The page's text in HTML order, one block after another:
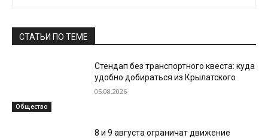
СТАТЬИ ПО ТЕМЕ
Общество
Стендап без транспортного квеста: куда
удобно добираться из Крылатского
05.08.2026
8 и 9 августа ограничат движение